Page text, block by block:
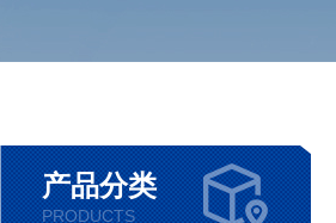
产品分类
PRODUCTS